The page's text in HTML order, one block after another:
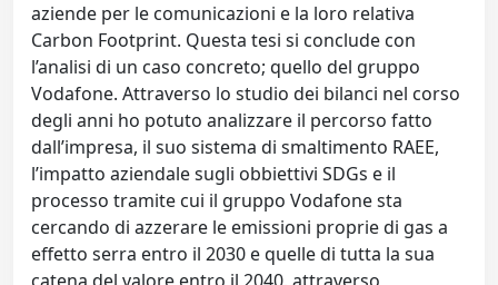
aziende per le comunicazioni e la loro relativa
Carbon Footprint. Questa tesi si conclude con
l’analisi di un caso concreto; quello del gruppo
Vodafone. Attraverso lo studio dei bilanci nel corso
degli anni ho potuto analizzare il percorso fatto
dall’impresa, il suo sistema di smaltimento RAEE,
l’impatto aziendale sugli obbiettivi SDGs e il
processo tramite cui il gruppo Vodafone sta
cercando di azzerare le emissioni proprie di gas a
effetto serra entro il 2030 e quelle di tutta la sua